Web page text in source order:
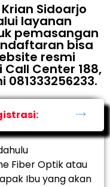
Sidoarjo
layanan
pemasangan
bisa
resmi
Center 188,
Fiber Optik atau
Ibu yang akan